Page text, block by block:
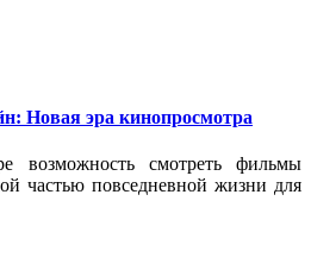
Новая эра кинопросмотра
возможность смотреть фильмы
частью повседневной жизни для